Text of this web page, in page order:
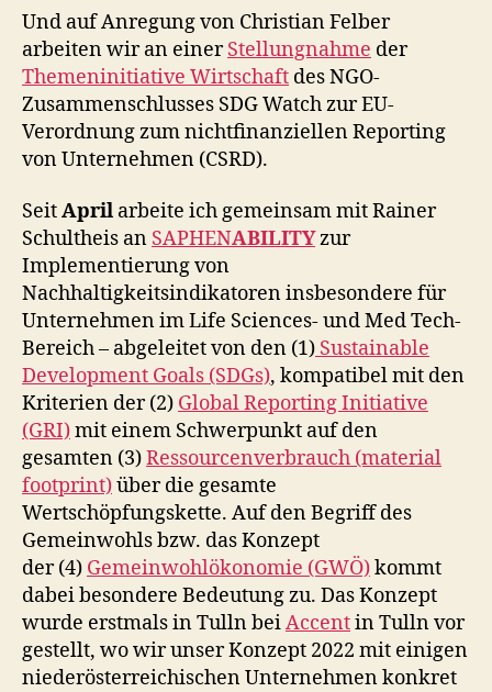
Und auf Anregung von Christian Felber
arbeiten wir an einerStellungnahme der
Themeninitiative Wirtschaft des NGO-
Zusammenschlusses SDG Watch zur EU-
Verordnung zum nichtfinanziellen Reporting
von Unternehmen (CSRD).
SeitApril arbeite ich gemeinsam mit Rainer
Schultheis an SAPHENABILITYzur
Implementierung von
Nachhaltigkeitsindikatoren insbesondere für
Unternehmen im Life Sciences- und Med Tech-
Bereich – abgeleitet von den (1) Sustainable
Development Goals (SDGs), kompatibel mit den
Kriterien der (2) Global Reporting Initiative
(GRI)mit einem Schwerpunkt auf den
gesamten (3)Ressourcenverbrauch (material
footprint)über die gesamte
Wertschöpfungskette. Auf den Begriff des
Gemeinwohls bzw. das Konzept
der (4) Gemeinwohlökonomie (GWÖ)kommt
dabei besondere Bedeutung zu. Das Konzept
wurde erstmals in Tulln beiAccentin Tulln vor
gestellt, wo wir unser Konzept 2022 mit einigen
niederösterreichischen Unternehmen konkret